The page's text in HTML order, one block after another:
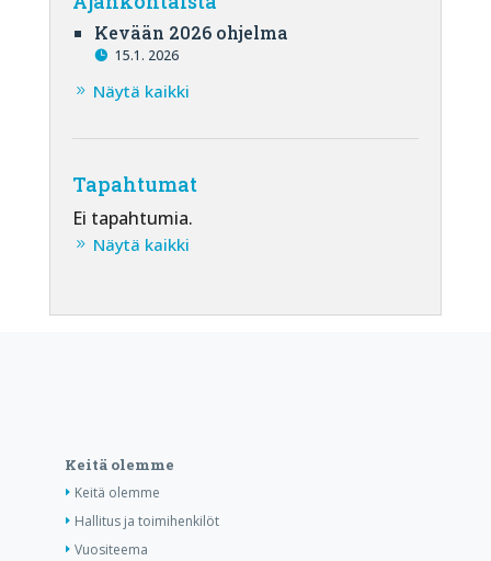
Kevään 2026 ohjelma
15.1. 2026
Näytä kaikki
Tapahtumat
Ei tapahtumia.
Näytä kaikki
Keitä olemme
Keitä olemme
Hallitus ja toimihenkilöt
Vuositeema